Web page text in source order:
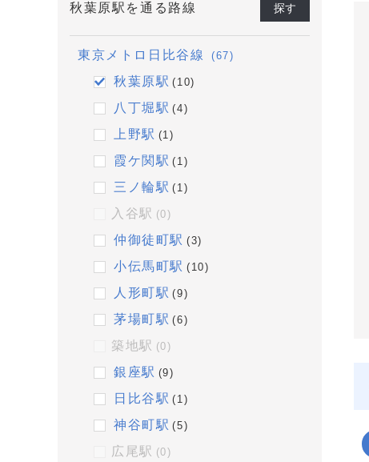
秋葉原駅を通る路線 探す
東京メトロ日比谷線 (67)
秋葉原駅 (10)
八丁堀駅 (4)
上野駅 (1)
霞ケ関駅 (1)
三ノ輪駅 (1)
入谷駅 (0)
仲御徒町駅 (3)
小伝馬町駅 (10)
人形町駅 (9)
茅場町駅 (6)
築地駅 (0)
銀座駅 (9)
日比谷駅 (1)
神谷町駅 (5)
広尾駅 (0)